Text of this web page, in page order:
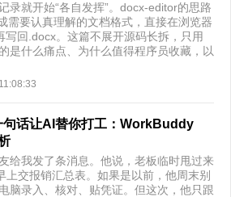
录就开始“各自发挥”。docx-editor的思路
需要认真理解的文档格式，直接在浏览器
写回.docx。这篇不展开源码长拆，只用
是什么痛点、为什么值得程序员收藏，以
句话让AI替你打工：WorkBuddy
给我发了条消息。他说，老板临时甩过来
上交报销汇总表。如果是以前，他周末别
脑录入、核对、贴凭证。但这次，他只跟